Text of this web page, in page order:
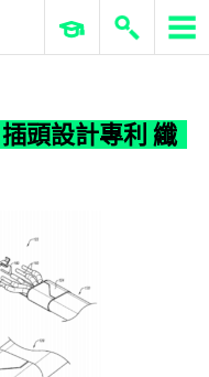
ERP 與商業 AI
頭設計專利 纖